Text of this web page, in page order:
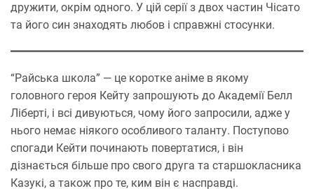
дружити, окрім одного. У цій серії з двох частин Чісато
та його син знаходять любов і справжні стосунки.
“Райська школа” — це коротке аніме в якому
головного героя Кейту запрошують до Академії Белл
Ліберті, і всі дивуються, чому його запросили, адже у
нього немає ніякого особливого таланту. Поступово
спогади Кейти починають повертатися, і він
дізнається більше про свого друга та старшокласника
Казукі, а також про те, ким він є насправді.